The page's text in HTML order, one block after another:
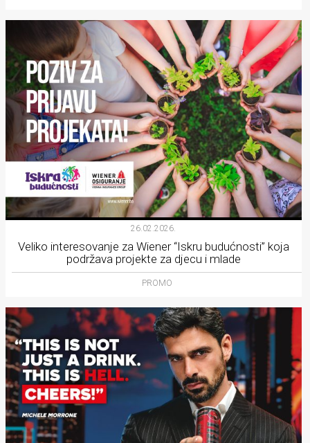
26.02.2026.
Veliko interesovanje za Wiener “Iskru budućnosti” koja
podržava projekte za djecu i mlade
PROMO